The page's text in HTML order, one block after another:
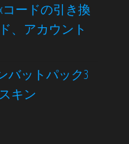
コードの引き換
、アカウント
バットパック3
キン